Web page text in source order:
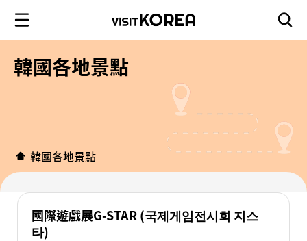
韓國各地景點
韓國各地景點
國際遊戲展G-STAR (국제게임전시회 지스
타)